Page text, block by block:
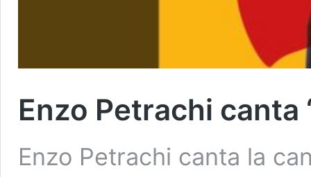
Enzo Petrachi canta
Enzo Petrachi canta la